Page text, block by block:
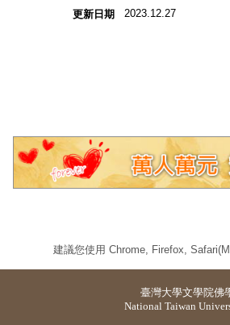
更新日期 2023.12.27
建議您使用 Chrome, Firefox,
臺灣大學文學院佛
National Taiwan